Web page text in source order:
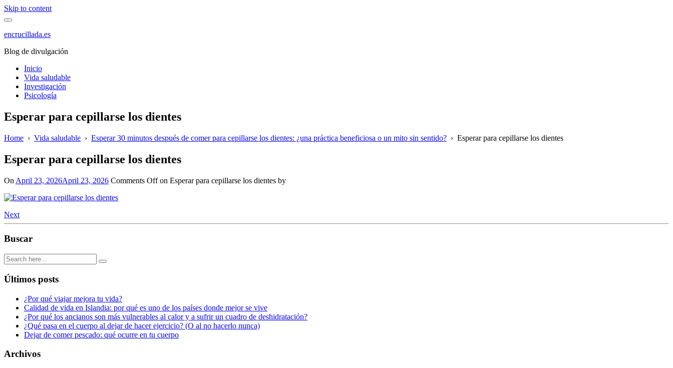
Skip to content
encrucillada.es
Blog de divulgación
Inicio
Vida saludable
Investigación
Psicología
Esperar para cepillarse los dientes
Home › Vida saludable › Esperar 30 minutos después de comer para cepillarse los dientes: ¿una práctica beneficiosa o un mito sin sentido? › Esperar para cepillarse los dientes
Esperar para cepillarse los dientes
On April 23, 2026April 23, 2026 Comments Offon Esperar para cepillarse los dientes by
Next
Buscar
Últimos posts
¿Por qué viajar mejora tu vida?
Calidad de vida en Islandia: por qué es uno de los países donde mejor se vive
¿Por qué los ancianos son más vulnerables al calor y a sufrir un cuadro de deshidratación?
¿Qué pasa en el cuerpo al dejar de hacer ejercicio? (O al no hacerlo nunca)
Dejar de comer pescado: qué ocurre en tu cuerpo
Archivos